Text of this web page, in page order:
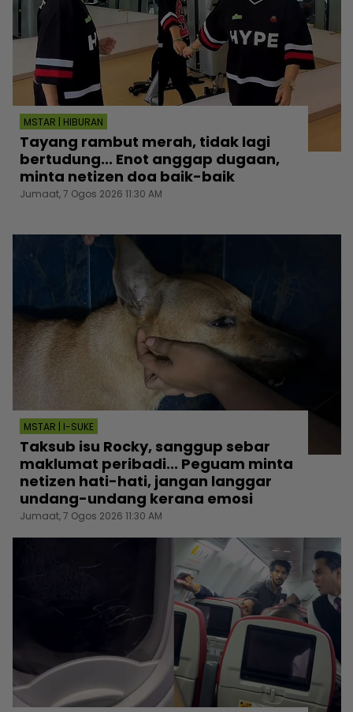
MSTAR | HIBURAN
Tayang rambut merah, tidak lagi
bertudung... Enot anggap dugaan,
minta netizen doa baik-baik
Jumaat, 7 Ogos 2026 11:30 AM
MSTAR | I-SUKE
Taksub isu Rocky, sanggup sebar
maklumat peribadi... Peguam minta
netizen hati-hati, jangan langgar
undang-undang kerana emosi
Jumaat, 7 Ogos 2026 11:30 AM